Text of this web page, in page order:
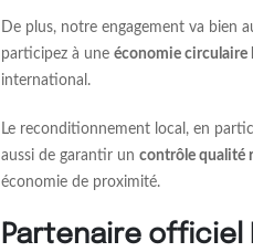
De plus, notre engagement va bien
participez à une économie circulaire
international.
Le reconditionnement local, en
aussi de garantir un contrôle qualité
économie de proximité.
Partenaire officiel